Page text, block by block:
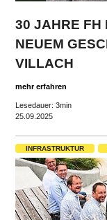
30 JAHRE FH
NEUEM
VILLACH
mehr erfahren
Lesedauer: 3min
25.09.2025
INFRASTRUKTUR